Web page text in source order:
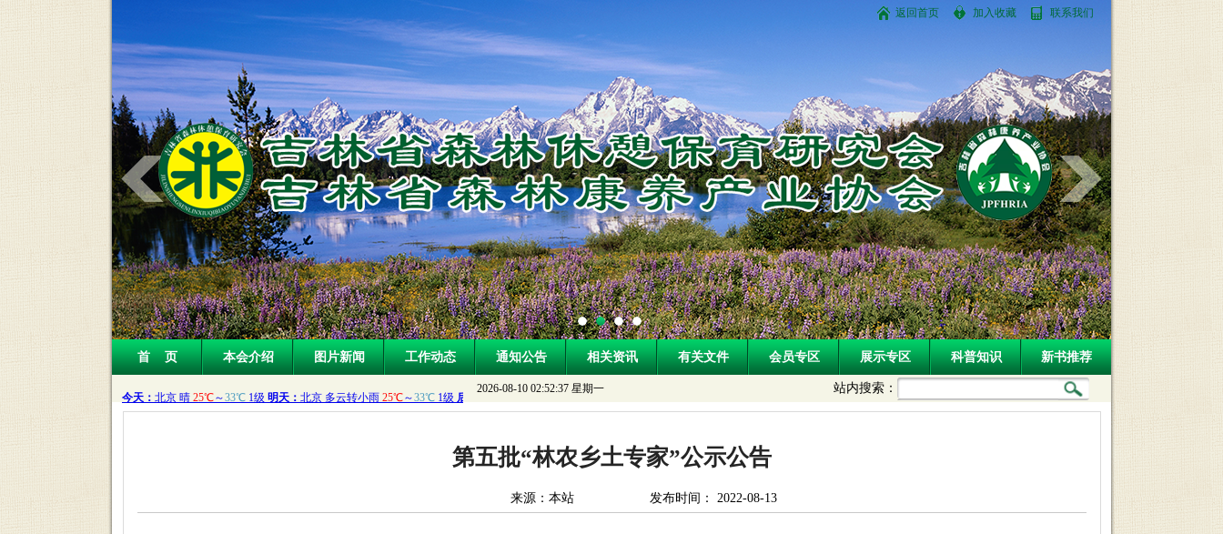
返回首页 加入收藏 联系我们
首 页 本会介绍 图片新闻 工作动态 通知公告 相关资讯 有关文件 会员专区 展示专区 科普知识 新书推荐
2026-08-10 02:52:38 星期一 站内搜索：
第五批“林农乡土专家”公示公告
来源：本站 发布时间： 2022-08-13